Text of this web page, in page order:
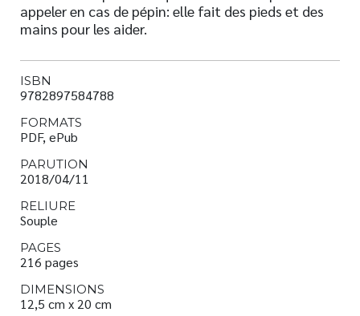
appeler en cas de pépin: elle fait des pieds et des
mains pour les aider.
ISBN
9782897584788
FORMATS
PDF, ePub
PARUTION
2018/04/11
RELIURE
Souple
PAGES
216 pages
DIMENSIONS
12,5 cm x 20 cm